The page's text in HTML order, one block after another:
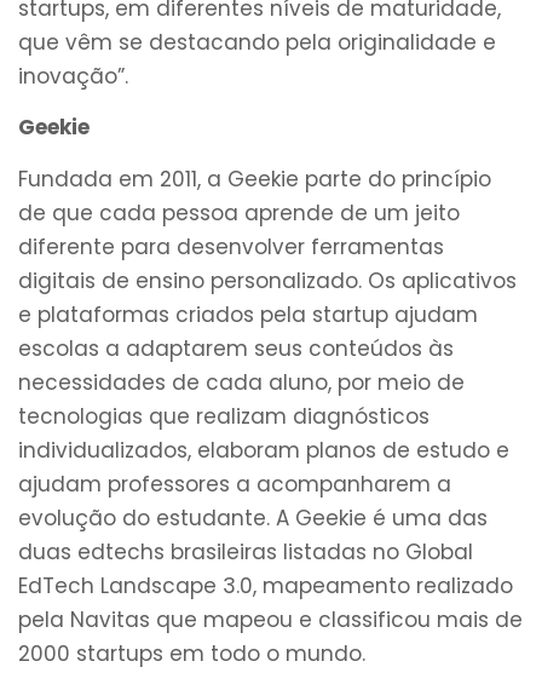
startups, em diferentes níveis de maturidade,
que vêm se destacando pela originalidade e
inovação”.
Geekie
Fundada em 2011, a Geekie parte do princípio
de que cada pessoa aprende de um jeito
diferente para desenvolver ferramentas
digitais de ensino personalizado. Os aplicativos
e plataformas criados pela startup ajudam
escolas a adaptarem seus conteúdos às
necessidades de cada aluno, por meio de
tecnologias que realizam diagnósticos
individualizados, elaboram planos de estudo e
ajudam professores a acompanharem a
evolução do estudante. A Geekie é uma das
duas edtechs brasileiras listadas no Global
EdTech Landscape 3.0, mapeamento realizado
pela Navitas que mapeou e classificou mais de
2000 startups em todo o mundo.